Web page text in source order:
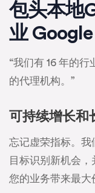
包头本地
业
“我们有 16 年的
的代理机构。”
可持续增长和
忘记虚荣指标。我
目标识别新机会
您的业务带来最大